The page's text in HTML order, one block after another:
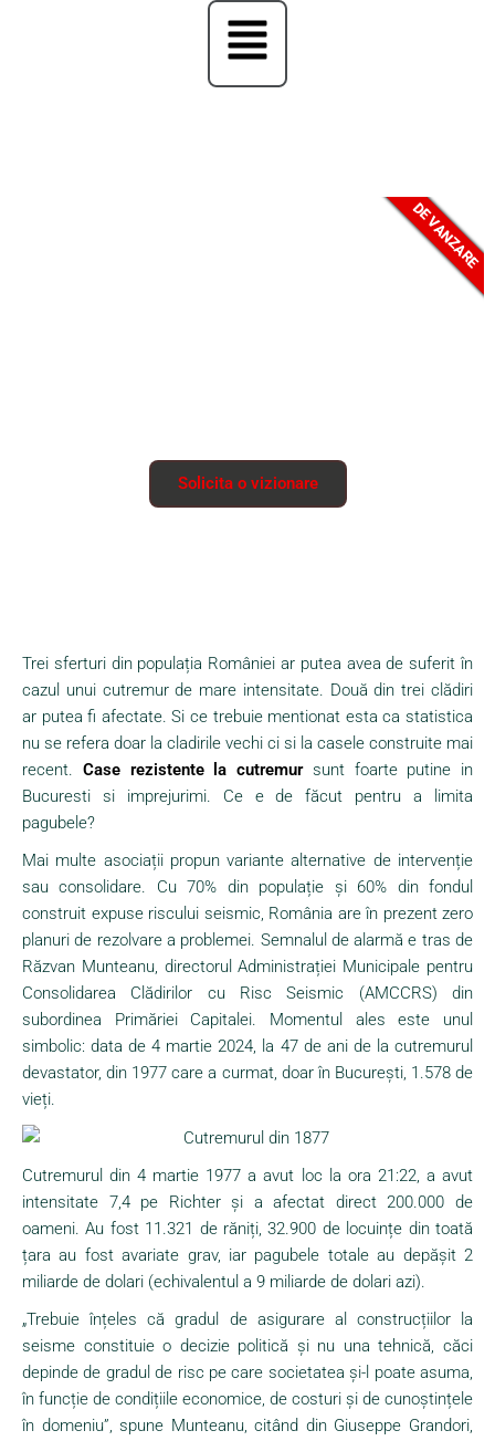
Solicita o vizionare
DE VANZARE
Trei sferturi din populația României ar putea avea de suferit în
cazul unui cutremur de mare intensitate. Două din trei clădiri
ar putea fi afectate. Si ce trebuie mentionat esta ca statistica
nu se refera doar la cladirile vechi ci si la casele construite mai
recent. Case rezistente la cutremur sunt foarte putine in
Bucuresti si imprejurimi. Ce e de făcut pentru a limita
pagubele?
Mai multe asociații propun variante alternative de intervenție
sau consolidare. Cu 70% din populație și 60% din fondul
construit expuse riscului seismic, România are în prezent zero
planuri de rezolvare a problemei. Semnalul de alarmă e tras de
Răzvan Munteanu, directorul Administrației Municipale pentru
Consolidarea Clădirilor cu Risc Seismic (AMCCRS) din
subordinea Primăriei Capitalei. Momentul ales este unul
simbolic: data de 4 martie 2024, la 47 de ani de la cutremurul
devastator, din 1977 care a curmat, doar în București, 1.578 de
vieți.
Cutremurul din 4 martie 1977 a avut loc la ora 21:22, a avut
intensitate 7,4 pe Richter și a afectat direct 200.000 de
oameni. Au fost 11.321 de răniți, 32.900 de locuințe din toată
țara au fost avariate grav, iar pagubele totale au depășit 2
miliarde de dolari (echivalentul a 9 miliarde de dolari azi).
„Trebuie înțeles că gradul de asigurare al construcțiilor la
seisme constituie o decizie politică și nu una tehnică, căci
depinde de gradul de risc pe care societatea și-l poate asuma,
în funcție de condițiile economice, de costuri și de cunoștințele
în domeniu”, spune Munteanu, citând din Giuseppe Grandori,